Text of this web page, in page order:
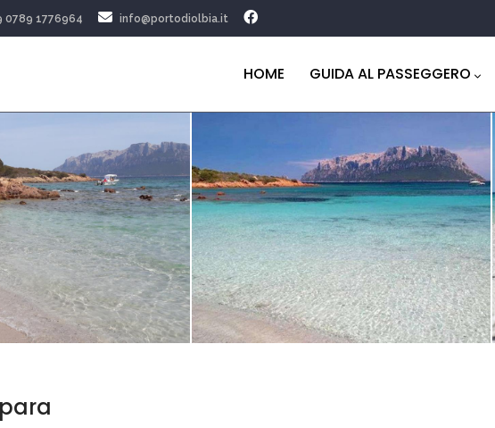
0789 1776964 info@portodiolbia.it
principale
HOME GUIDA AL PASSEGGERO